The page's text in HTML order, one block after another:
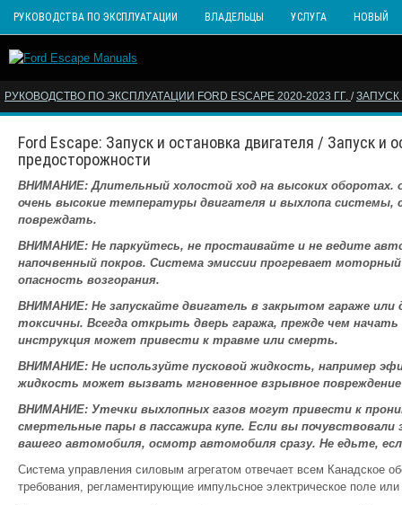
РУКОВОДСТВА ПО ЭКСПЛУАТАЦИИ ВЛАДЕЛЬЦЫ УСЛУГА НОВЫЙ
РУКОВОДСТВО ПО ЭКСПЛУАТАЦИИ FORD ESCAPE 2020-2023 ГГ. /
Ford Escape: Запуск и остановка двигателя / Запуск и
предосторожности
ВНИМАНИЕ: Длительный холостой ход на высоких
очень высокие температуры двигателя и выхлопа системы,
повреждать.
ВНИМАНИЕ: Не паркуйтесь, не простаивайте и не ведите
напочвенный покров. Система эмиссии прогревает
опасность возгорания.
ВНИМАНИЕ: Не запускайте двигатель в закрытом гараже
токсичны. Всегда открыть дверь гаража, прежде чем
инструкция может привести к травме или смерть.
ВНИМАНИЕ: Не используйте пусковой жидкость, например
жидкость может вызвать мгновенное взрывное
ВНИМАНИЕ: Утечки выхлопных газов могут привести к
смертельные пары в пассажира купе. Если вы
вашего автомобиля, осмотр автомобиля сразу. Не едьте,
Система управления силовым агрегатом отвечает всем Канадское
требования, регламентирующие импульсное электрическое поле